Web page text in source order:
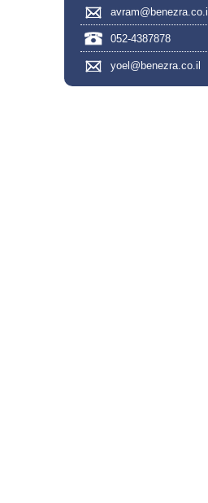
avram@benezra.co.il
052-4387878
yoel@benezra.co.il